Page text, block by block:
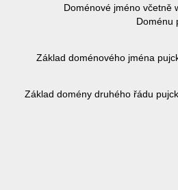
Doménové jméno včetně
Doménu
Základ doménového jména
Základ domény druhého řádu